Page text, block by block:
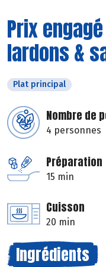
Prix
lardons &
Plat principal
Nombre de
4 personnes
Préparation
15 min
Cuisson
20 min
Ingrédients